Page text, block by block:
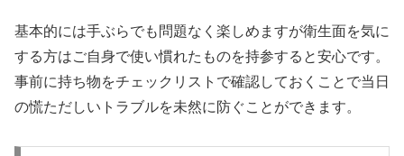
基本的には手ぶらでも問題なく楽しめますが衛生面を気に
する方はご自身で使い慣れたものを持参すると安心です。
事前に持ち物をチェックリストで確認しておくことで当日
の慌ただしいトラブルを未然に防ぐことができます。